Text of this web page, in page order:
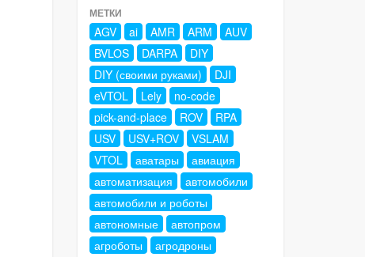
МЕТКИ
AGV ai AMR ARM
AUV
BVLOS
DARPA
DIY
DIY (своими руками)
DJI
eVTOL
Lely
no-code
pick-and-place
ROV
RPA
USV
USV+ROV
VSLAM
VTOL
аватары
авиация
автоматизация
автомобили
автомобили и роботы
автономные
автопром
агроботы
агродроны